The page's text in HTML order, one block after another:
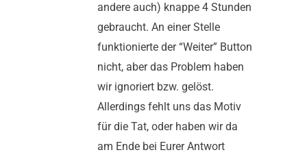
andere auch) knappe 4 Stunden
gebraucht. An einer Stelle
funktionierte der “Weiter” Button
nicht, aber das Problem haben
wir ignoriert bzw. gelöst.
Allerdings fehlt uns das Motiv
für die Tat, oder haben wir da
am Ende bei Eurer Antwort